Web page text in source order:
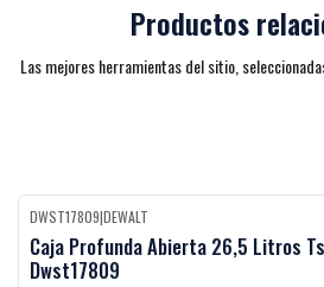
Productos
Las mejores herramientas del sitio,
-27%OFF Black Week
DWST17809|DEWALT
Caja Profunda Abierta 26,5 Litros
Dwst17809